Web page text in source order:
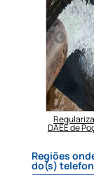
DAEE de
Regiões
do(s)